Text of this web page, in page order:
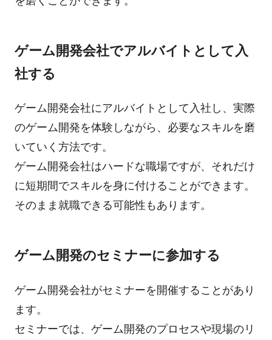
ゲーム開発会社でアルバイトとして入
社する
ゲーム開発会社にアルバイトとして入社し、実際
のゲーム開発を体験しながら、必要なスキルを磨
いていく方法です。
ゲーム開発会社はハードな職場ですが、それだけ
に短期間でスキルを身に付けることができます。
そのまま就職できる可能性もあります。
ゲーム開発のセミナーに参加する
ゲーム開発会社がセミナーを開催することがあり
ます。
セミナーでは、ゲーム開発のプロセスや現場のリ